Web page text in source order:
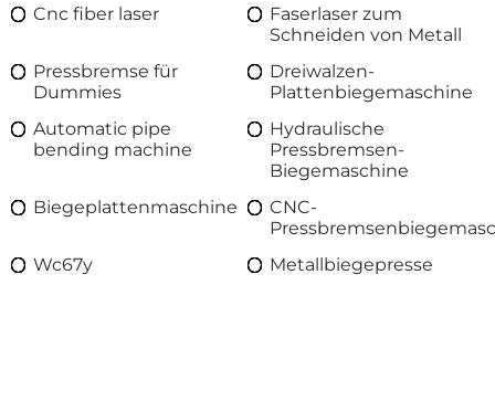
Cnc fiber laser
Faserlaser zum
Schneiden von Metall
Pressbremse für
Dummies
Dreiwalzen-
Plattenbiegemaschine
Automatic pipe
bending machine
Hydraulische
Pressbremsen-
Biegemaschine
Biegeplattenmaschine
CNC-
Wc67y
Metallbiegepresse